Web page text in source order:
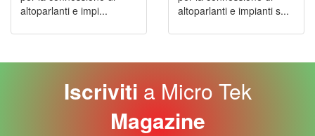
altoparlanti e impi...
altoparlanti e impianti s...
Iscriviti a Micro Tek
Magazine